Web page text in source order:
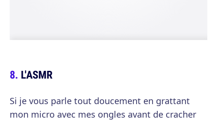
L'ASMR
Si je vous parle tout doucement en grattant
mon micro avec mes ongles avant de cracher